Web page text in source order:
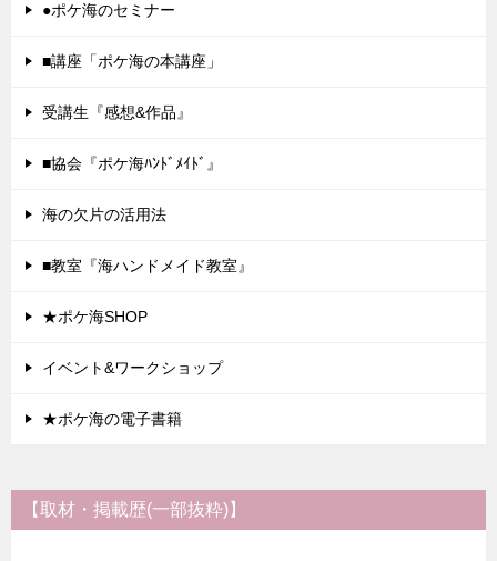
●ポケ海のセミナー
■講座「ポケ海の本講座」
受講生『感想&作品』
■協会『ポケ海ﾊﾝﾄﾞﾒｲﾄﾞ』
海の欠片の活用法
■教室『海ハンドメイド教室』
★ポケ海SHOP
イベント&ワークショップ
★ポケ海の電子書籍
【取材・掲載歴(一部抜粋)】